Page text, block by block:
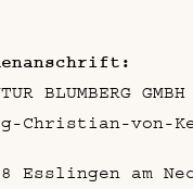
BLUMBERG GMBH
Christian-von-
Esslingen am